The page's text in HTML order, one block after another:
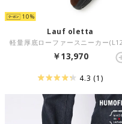
10
Lauf oletta
￥13,970
4.3 (1)